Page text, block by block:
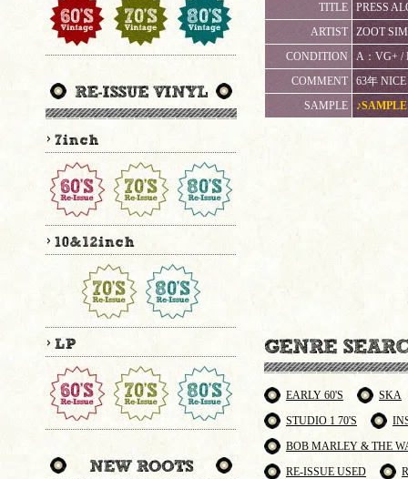
TITLE
PRESS
ARTIST
ZOOT
CONDITION
A：VG+ /
COMMENT
63年
SAMPLE
♪SAMPLE
EARLY 60'S
SKA
STUDIO 1 70'S
BOB MARLEY & THE
RE-ISSUE USED